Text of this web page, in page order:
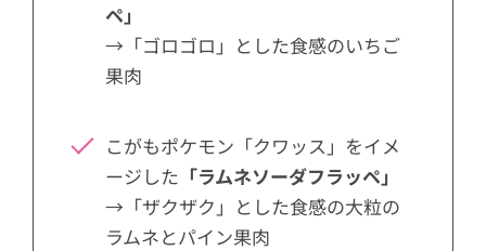
ペ」
→「ゴロゴロ」とした食感のいちご
果肉
こがもポケモン「クワッス」をイメ
ージした 「ラムネソーダフラッペ」
→「ザクザク」とした食感の大粒の
ラムネとパイン果肉